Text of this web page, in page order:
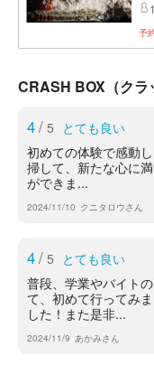
予
CRASH BOX（クラ
4/ 5 とても良い
初めての体験で感動
掃して、新たな心に
ができま...
2024/11/10 クニタロウさん
4/ 5 とても良い
普段、学業やバイト
て、初めて行ってみ
した！また是非...
2024/11/9 あかみさん